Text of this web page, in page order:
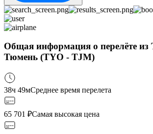
Общая информация о перелёте из
Тюмень (TYO - TJM)
38ч 49мСреднее время перелета
65 701 ₽Самая высокая цена